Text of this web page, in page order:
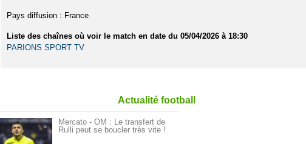
Pays diffusion : France
Liste des chaînes où voir le match en date du 05/04/2026 à 18:30
PARIONS SPORT TV
Actualité football
Mercato - OM : Le transfert de
Rulli peut se boucler très vite !